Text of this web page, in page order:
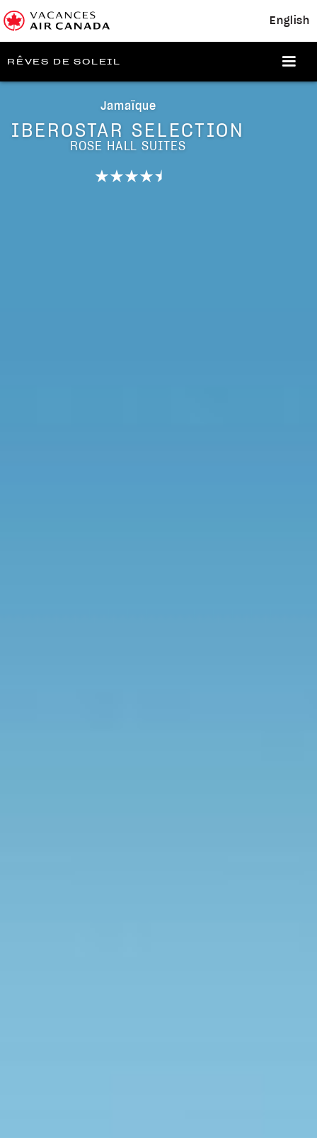
English
RÊVES DE SOLEIL
Jamaïque
IBEROSTAR SELECTION
ROSE HALL SUITES